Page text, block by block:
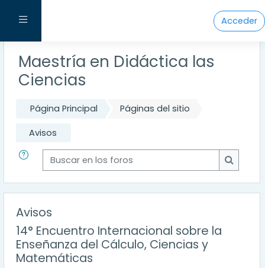
Panel lateral Acceder
Maestría en Didáctica las
Ciencias
Página Principal Páginas del sitio
Avisos
Buscar en los foros
Buscar
Avisos
14° Encuentro Internacional sobre la
Enseñanza del Cálculo, Ciencias y
Matemáticas